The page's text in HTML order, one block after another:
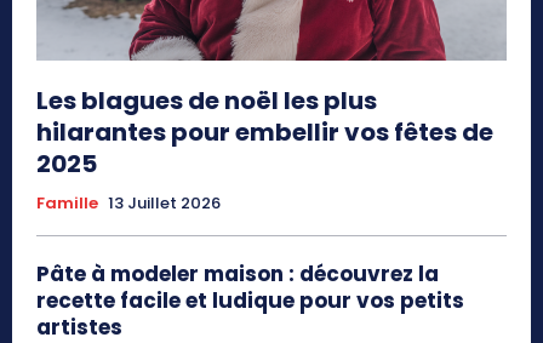
Les blagues de noël les plus
hilarantes pour embellir vos fêtes de
2025
Famille 13 Juillet 2026
Pâte à modeler maison : découvrez la
recette facile et ludique pour vos petits
artistes